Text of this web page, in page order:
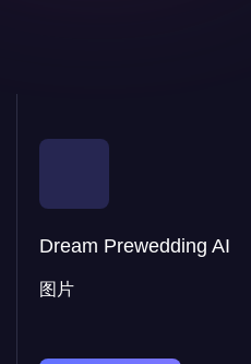
Dream Prewedding AI
图片